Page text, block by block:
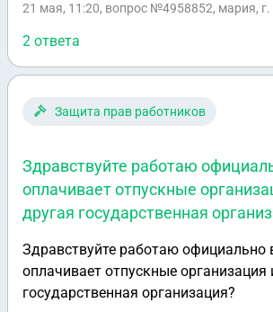
возможно? Дети же должны был
одним из родителей или не так?
такое решение суда? Нам наоборот нужно было
регистрационного учета и родителей
21 мая, 11:20, вопрос №4958852, мария, г.
2 ответа
Защита прав работников
Здравствуйте работаю
оплачивает отпускные
другая государственная
Здравствуйте работаю официально
оплачивает отпускные организация
государственная организация?